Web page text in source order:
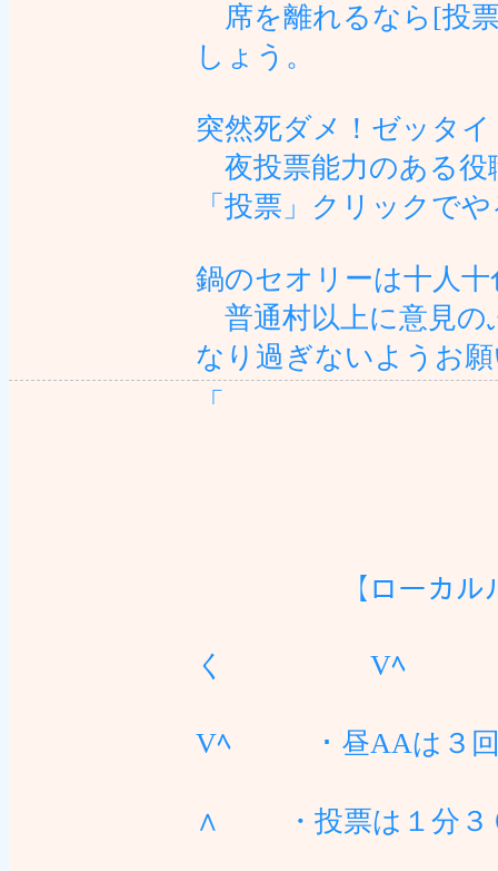
席を離れるなら[投
しょう。
突然死ダメ！ゼッタイ
夜投票能力のある役
「投票」クリックで
鍋のセオリーは十人十
普通村以上に意見の
なり過ぎないようお
「
【ローカルル
く Vﾍ ・村の
Vﾍ ・昼AAは３回
∧ ・投票は１分３